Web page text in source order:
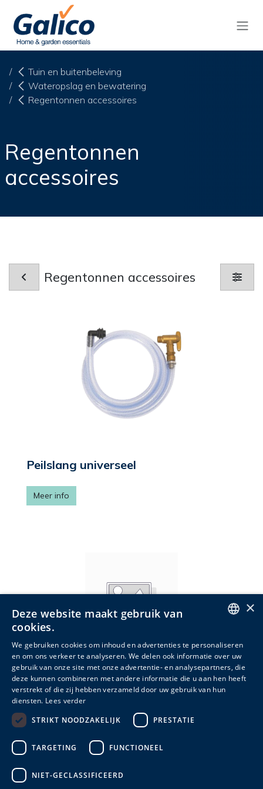
Overslaan naar inhoud
Tuin en buitenbeleving
Wateropslag en bewatering
Regentonnen accessoires
Regentonnen
accessoires
Regentonnen accessoires
Peilslang universeel
Meer info
Sunda bevestigingsset
Meer info
DUTCH
FRENCH
×
Deze website maakt gebruik van
cookies.
We gebruiken cookies om inhoud en advertenties te personaliseren
en om ons verkeer te analyseren. We delen ook informatie over uw
gebruik van onze site met onze advertentie- en analysepartners, die
deze kunnen combineren met andere informatie die u aan hen heeft
verstrekt of die zij hebben verzameld door uw gebruik van hun
diensten. Lees verder
STRIKT NOODZAKELIJK
PRESTATIE
TARGETING FUNCTIONEEL
NIET-GECLASSIFICEERD